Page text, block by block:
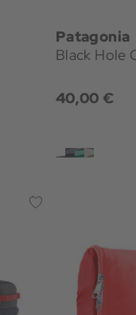
Patagonia
Black Hole
40,00 €